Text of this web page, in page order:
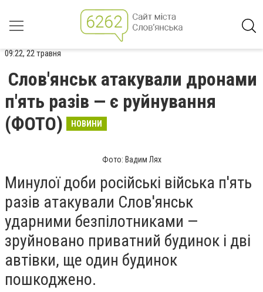
09:22, 22 травня
Слов'янськ атакували дронами
п'ять разів — є руйнування
(ФОТО)
НОВИНИ
Фото: Вадим Лях
Минулої доби російські війська п'ять
разів атакували Слов'янськ
ударними безпілотниками —
зруйновано приватний будинок і дві
автівки, ще один будинок
пошкоджено.